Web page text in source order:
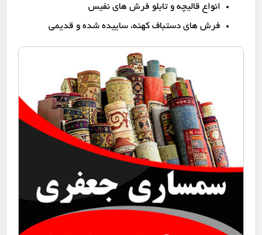
انواع قالیچه و تابلو فرش های نفیس
فرش های دستباف کهنه، ساییده شده و قدیمی